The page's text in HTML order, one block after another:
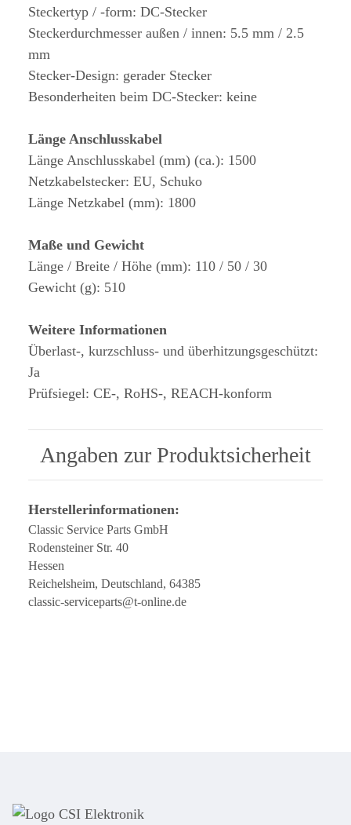
Steckertyp / -form: DC-Stecker
Steckerdurchmesser außen / innen: 5.5 mm / 2.5
mm
Stecker-Design: gerader Stecker
Besonderheiten beim DC-Stecker: keine
Länge Anschlusskabel
Länge Anschlusskabel (mm) (ca.): 1500
Netzkabelstecker: EU, Schuko
Länge Netzkabel (mm): 1800
Maße und Gewicht
Länge / Breite / Höhe (mm): 110 / 50 / 30
Gewicht (g): 510
Weitere Informationen
Überlast-, kurzschluss- und überhitzungsgeschützt:
Ja
Prüfsiegel: CE-, RoHS-, REACH-konform
Angaben zur Produktsicherheit
Herstellerinformationen:
Classic Service Parts GmbH
Rodensteiner Str. 40
Hessen
Reichelsheim, Deutschland, 64385
classic-serviceparts@t-online.de